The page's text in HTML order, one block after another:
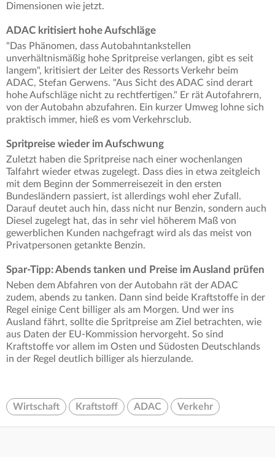
Dimensionen wie jetzt.
ADAC kritisiert hohe Aufschläge
"Das Phänomen, dass Autobahntankstellen
unverhältnismäßig hohe Spritpreise verlangen, gibt es seit
langem", kritisiert der Leiter des Ressorts Verkehr beim
ADAC, Stefan Gerwens. "Aus Sicht des ADAC sind derart
hohe Aufschläge nicht zu rechtfertigen." Er rät Autofahrern,
von der Autobahn abzufahren. Ein kurzer Umweg lohne sich
praktisch immer, hieß es vom Verkehrsclub.
Spritpreise wieder im Aufschwung
Zuletzt haben die Spritpreise nach einer wochenlangen
Talfahrt wieder etwas zugelegt. Dass dies in etwa zeitgleich
mit dem Beginn der Sommerreisezeit in den ersten
Bundesländern passiert, ist allerdings wohl eher Zufall.
Darauf deutet auch hin, dass nicht nur Benzin, sondern auch
Diesel zugelegt hat, das in sehr viel höherem Maß von
gewerblichen Kunden nachgefragt wird als das meist von
Privatpersonen getankte Benzin.
Spar-Tipp: Abends tanken und Preise im Ausland prüfen
Neben dem Abfahren von der Autobahn rät der ADAC
zudem, abends zu tanken. Dann sind beide Kraftstoffe in der
Regel einige Cent billiger als am Morgen. Und wer ins
Ausland fährt, sollte die Spritpreise am Ziel betrachten, wie
aus Daten der EU-Kommission hervorgeht. So sind
Kraftstoffe vor allem im Osten und Südosten Deutschlands
in der Regel deutlich billiger als hierzulande.
Wirtschaft Kraftstoff ADAC Verkehr